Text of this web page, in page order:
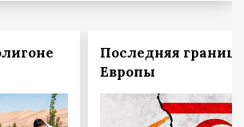
Последняя граница
Европы